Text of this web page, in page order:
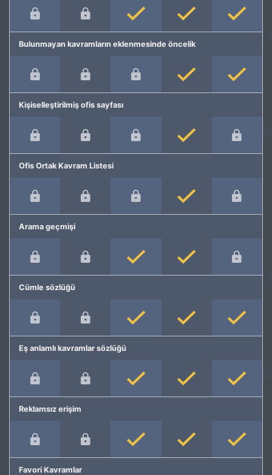
Bulunmayan kavramların eklenmesinde öncelik
Kişiselleştirilmiş ofis sayfası
Ofis Ortak Kavram Listesi
Arama geçmişi
Cümle sözlüğü
Eş anlamlı kavramlar sözlüğü
Reklamsız erişim
Favori Kavramlar